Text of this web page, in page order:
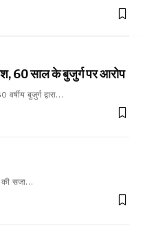
60 साल के बुजुर्ग पर आरोप
बुजुर्ग द्वारा…
की सजा…